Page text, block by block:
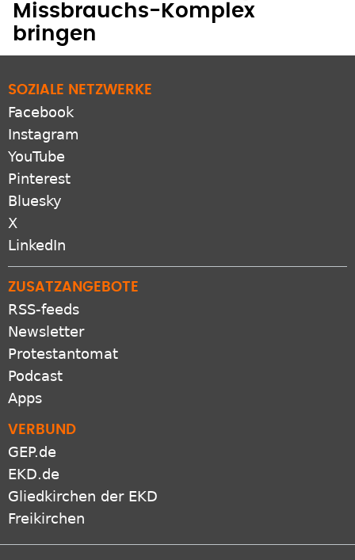
Missbrauchs-Komplex
bringen
SOZIALE NETZWERKE
Facebook
Instagram
YouTube
Pinterest
Bluesky
X
LinkedIn
ZUSATZANGEBOTE
RSS-feeds
Newsletter
Protestantomat
Podcast
Apps
VERBUND
GEP.de
EKD.de
Gliedkirchen der EKD
Freikirchen